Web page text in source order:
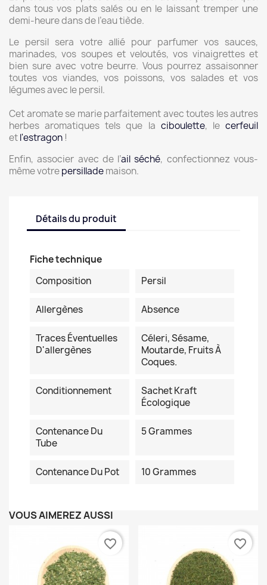
dans tous vos plats salés ou en le laissant tremper une
demi-heure dans de l’eau tiède.
Le persil sera votre allié pour parfumer vos sauces,
marinades, vos soupes et veloutés, vos vinaigrettes et
bien sure avec votre beurre. Vous pourrez assaisonner
toutes vos viandes, vos poissons, vos salades et vos
légumes avec le persil.
Cet aromate se marie parfaitement avec toutes les autres
herbes aromatiques tels que la ciboulette, lecerfeuil
etl'estragon !
Enfin, associer avec de l’ail séché, confectionnez vous-
même votrepersillademaison.
Détails du produit
Fiche technique
Composition
Persil
Allergènes Absence
Traces Éventuelles
D'allergènes
Céleri, Sésame,
Moutarde, Fruits À
Coques.
Conditionnement
Sachet Kraft
Écologique
Contenance Du
Tube
5 Grammes
Contenance Du Pot 10 Grammes
VOUS AIMEREZ AUSSI
favorite_border favorite_border